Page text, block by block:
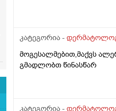
კატეგორია -
მოგესალმებით,მაქვს
გმადლობთ წინასწარ
კატეგორია -